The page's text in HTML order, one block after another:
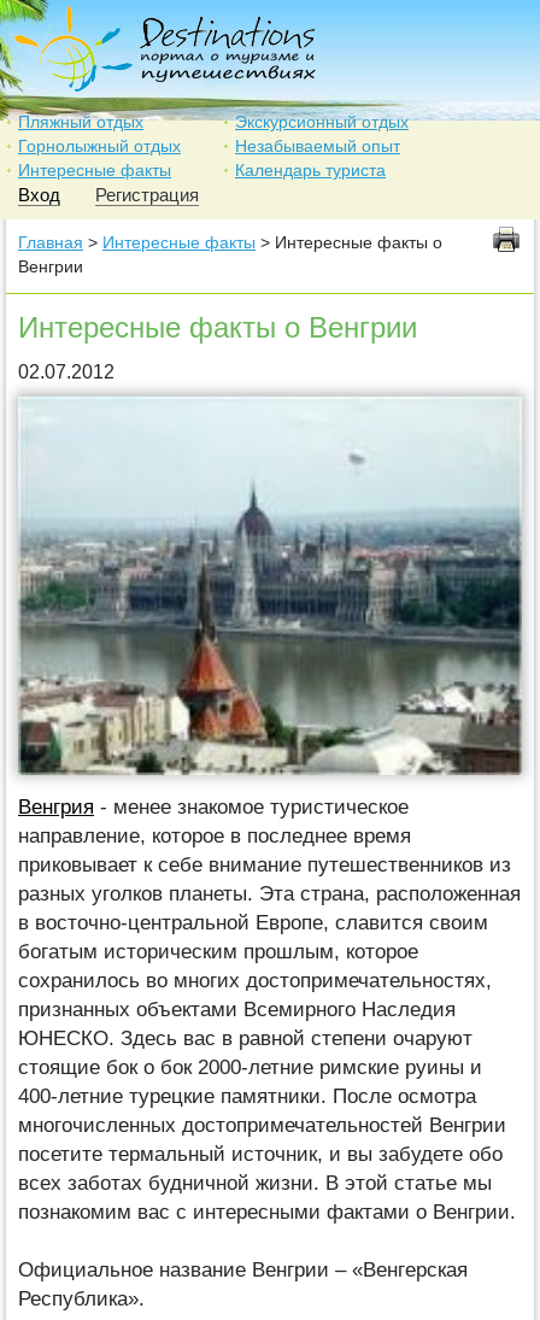
Пляжный отдых
Экскурсионный отдых
Горнолыжный отдых
Незабываемый опыт
Интересные факты
Календарь туриста
Вход Регистрация
Главная > Интересные факты > Интересные факты о
Венгрии
Интересные факты о Венгрии
02.07.2012
Венгрия - менее знакомое туристическое
направление, которое в последнее время
приковывает к себе внимание путешественников из
разных уголков планеты. Эта страна, расположенная
в восточно-центральной Европе, славится своим
богатым историческим прошлым, которое
сохранилось во многих достопримечательностях,
признанных объектами Всемирного Наследия
ЮНЕСКО. Здесь вас в равной степени очаруют
стоящие бок о бок 2000-летние римские руины и
400-летние турецкие памятники. После осмотра
многочисленных достопримечательностей Венгрии
посетите термальный источник, и вы забудете обо
всех заботах будничной жизни. В этой статье мы
познакомим вас с интересными фактами о Венгрии.
Официальное название Венгрии – «Венгерская
Республика».